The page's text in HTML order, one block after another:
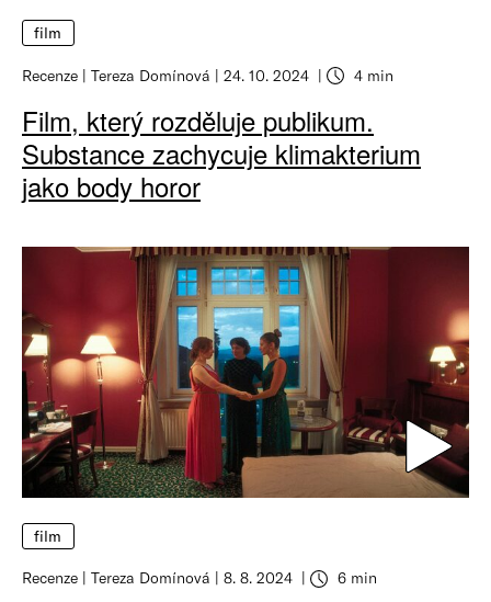
film
Recenze Tereza Domínová 24. 10. 2024 4 min
Film, který rozděluje publikum.
Substance zachycuje klimakterium
jako body horor
film
Recenze Tereza Domínová 8. 8. 2024 6 min